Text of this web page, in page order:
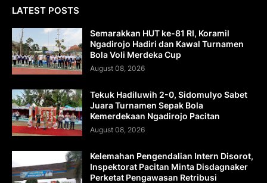
LATEST POSTS
Semarakkan HUT ke-81 RI, Koramil
Ngadirojo Hadiri dan Kawal Turnamen
Bola Voli Merdeka Cup
August 08, 2026
Tekuk Hadiluwih 2-0, Sidomulyo Sabet
Juara Turnamen Sepak Bola
Kemerdekaan Ngadirojo Pacitan
August 08, 2026
Kelemahan Pengendalian Intern Disorot,
Inspektorat Pacitan Minta Disdagnaker
Perketat Pengawasan Retribusi